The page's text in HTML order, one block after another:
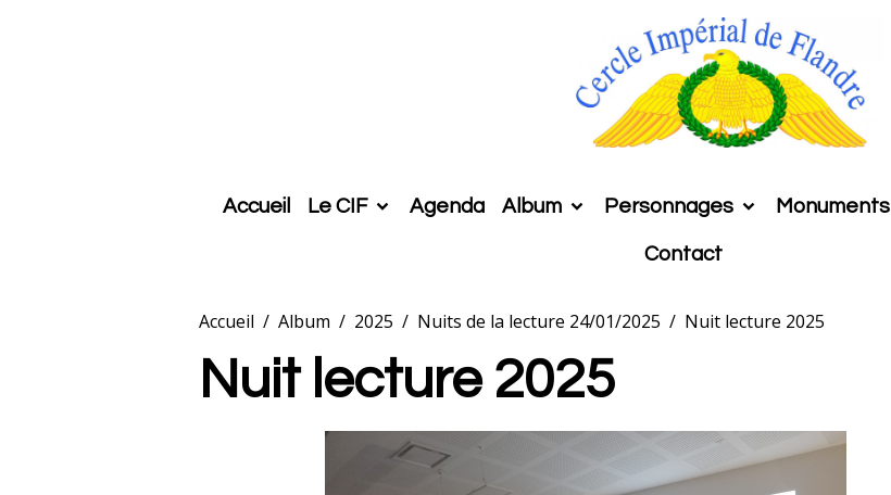
Accueil Le CIF Agenda Album Personnages Monuments
Contact
Accueil Album 2025 Nuits de la lecture 24/01/2025 Nuit lecture 2025
Nuit lecture 2025